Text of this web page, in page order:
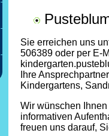
Sie erreichen uns
506389 oder per E-
Ihre
Kindergartens,
Wir wünschen
informativen
freuen uns darauf,